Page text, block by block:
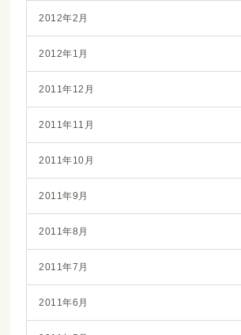
2012年2月
2012年1月
2011年12月
2011年11月
2011年10月
2011年9月
2011年8月
2011年7月
2011年6月